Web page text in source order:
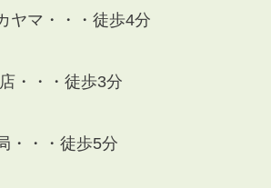
ヤマ・・・徒歩4分
店・・・徒歩3分
・・・徒歩5分